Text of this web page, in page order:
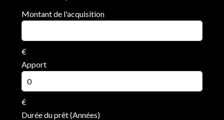
Montant de l'acquisition
€
Apport
€
Durée du prêt (Années)